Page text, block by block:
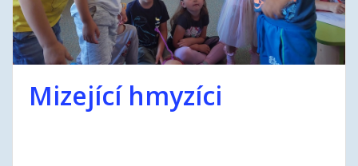
Mizející hmyzíci